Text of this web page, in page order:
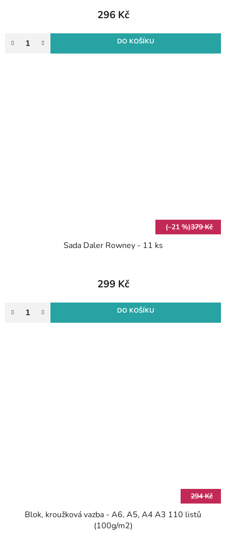
296 Kč
DO KOŠÍKU
(–21 %)379 Kč
Sada Daler Rowney - 11 ks
299 Kč
DO KOŠÍKU
294 Kč
Blok, kroužková vazba - A6, A5, A4 A3 110 listů
(100g/m2)